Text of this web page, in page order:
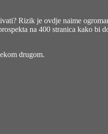
Rizik je ovdje naime
na 400 stranica kako
drugom.